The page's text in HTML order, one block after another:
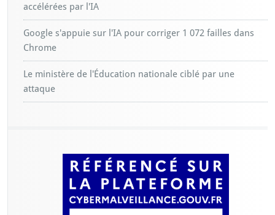
accélérées par l'IA
Google s'appuie sur l'IA pour corriger 1 072 failles dans
Chrome
Le ministère de l'Éducation nationale ciblé par une
attaque